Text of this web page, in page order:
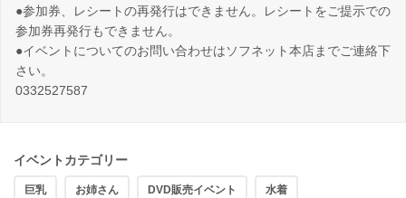
●参加券、レシートの再発行はできません。レシートをご提示での
参加券再発行もできません。
●イベントについてのお問い合わせはソフネット本店までご連絡下
さい。
0332527587
イベントカテゴリー
巨乳 お姉さん DVD販売イベント 水着